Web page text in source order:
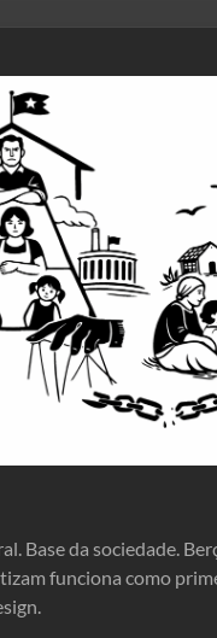
Base da sociedade.
funciona como